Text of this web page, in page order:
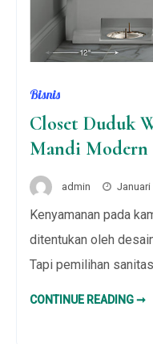
Bisnis
Closet Duduk
Mandi Modern
admin Januari
Kenyamanan pada
ditentukan oleh
Tapi pemilihan
CONTINUE READING ➞